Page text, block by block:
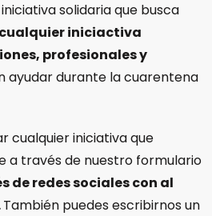
solidaria que busca
iniciactiva
profesionales y
ayudar durante la cuarentena
cualquier iniciativa que
a través de nuestro formulario
de redes sociales con al
También puedes escribirnos un